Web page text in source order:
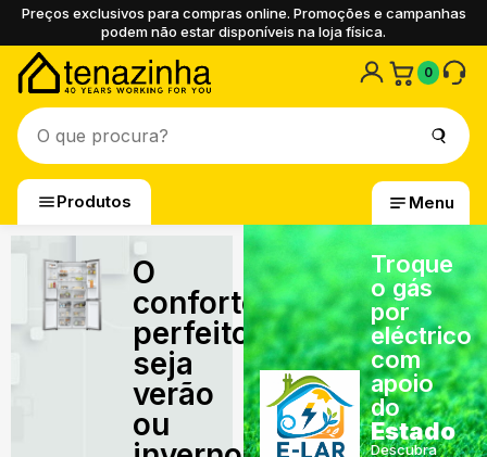
Preços exclusivos para compras online. Promoções e campanhas
podem não estar disponíveis na loja física.
0
Produtos Menu
O
conforto
perfeito,
seja
verão
ou
Troque
o gás
por
eléctrico
com
apoio
do
Estado
Descubra